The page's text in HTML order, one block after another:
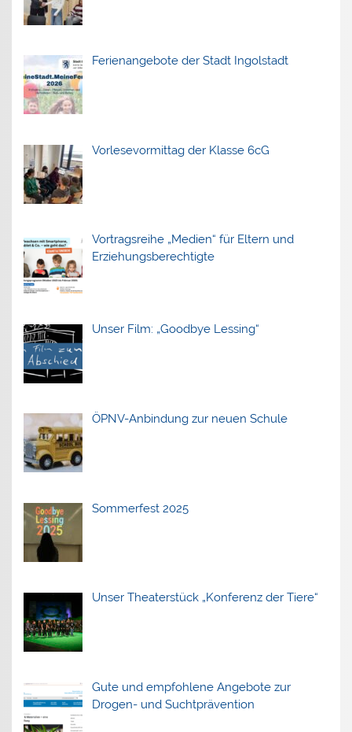
Ferienangebote der Stadt Ingolstadt
Vorlesevormittag der Klasse 6cG
Vortragsreihe „Medien“ für Eltern und
Erziehungsberechtigte
Unser Film: „Goodbye Lessing“
ÖPNV-Anbindung zur neuen Schule
Sommerfest 2025
Unser Theaterstück „Konferenz der Tiere“
Gute und empfohlene Angebote zur
Drogen- und Suchtprävention